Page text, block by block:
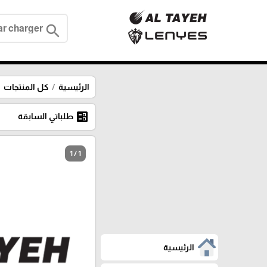
search
الرئيسية
الرئيسية كل المنتجات
ballot طلباتي السابقة
1 / 1